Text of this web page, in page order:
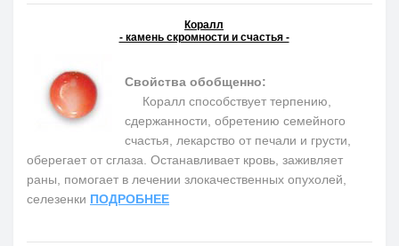
Коралл
- камень скромности и счастья -
Свойства обобщенно:
Коралл способствует терпению,
сдержанности, обретению семейного
счастья, лекарство от печали и грусти,
оберегает от сглаза. Останавливает кровь, заживляет
раны, помогает в лечении злокачественных опухолей,
селезенки ПОДРОБНЕЕ